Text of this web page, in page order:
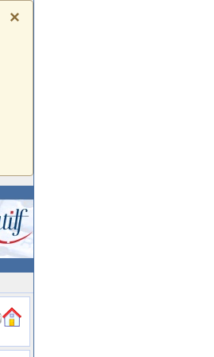
×